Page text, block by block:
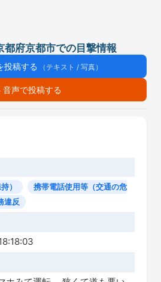
府京都市での目撃情報
投稿する （テキスト / 写真）
音声で投稿する
）
携帯電話使用等（交通の危
違反